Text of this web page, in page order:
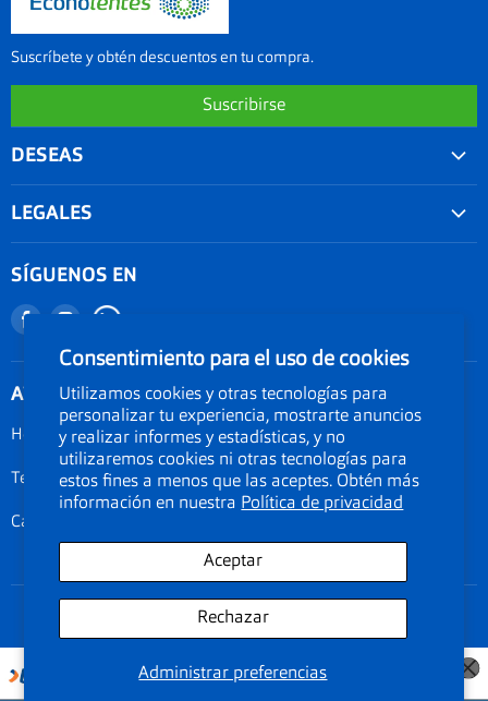
Consentimiento para el uso de cookies
Utilizamos cookies y otras tecnologías para
personalizar tu experiencia, mostrarte anuncios
y realizar informes y estadísticas, y no
utilizaremos cookies ni otras tecnologías para
estos fines a menos que las aceptes. Obtén más
información en nuestra Política de privacidad
Administrar preferencias
Aceptar
Rechazar
Suscríbete y obtén descuentos en tu compra.
Suscribirse
DESEAS
Seguimiento de Pedido
Nuestro blog
Documentos Electronicos Topsa Peru S.A.C
Documentos Electrónicos GMO Peru S.A.C
LEGALES
Promociones
Políticas de Envío
Política de privacidad
Legal de cookies
Documentos electrónicos
Términos del servicio
SÍGUENOS EN
Encuéntranos
Encuéntranos
ATENCIÓN AL CLIENTE
Horarios: Lunes a Viernes de 09:00am a 06:00pm
Teléfono 01-3190134
Calle Amador Merino Reyna 223, San Isidro, Lima Perú
exclusivamente de nuestra tienda online.